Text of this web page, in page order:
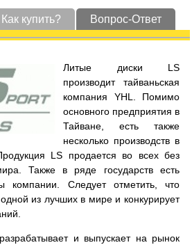
Как купить? Вопрос-Ответ
Литые диски LS
производит тайваньская
компания YHL. Помимо
основного предприятия в
Тайване, есть также
несколько производств в
LS продается во всех без
Также в ряде государств есть
компании. Следует отметить, что
из лучших в мире и конкурирует
и выпускает на рынок